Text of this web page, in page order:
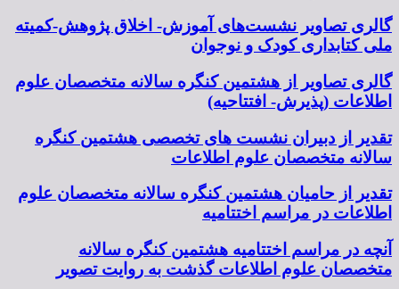
گالری تصاویر نشست‌های آموزش- اخلاق پژوهش-کمیته
ملی کتابداری کودک و نوجوان
گالری تصاویر از هشتمین کنگره سالانه متخصصان علوم
اطلاعات (پذیرش- افتتاحیه)
تقدیر از دبیران نشست های تخصصی هشتمین کنگره
سالانه متخصصان علوم اطلاعات
تقدیر از حامیان هشتمین کنگره سالانه متخصصان علوم
اطلاعات در مراسم اختتامیه
آنچه در مراسم اختتامیه هشتمین کنگره سالانه
متخصصان علوم اطلاعات گذشت به روایت تصویر